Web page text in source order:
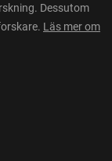
Dessutom
Läs mer om